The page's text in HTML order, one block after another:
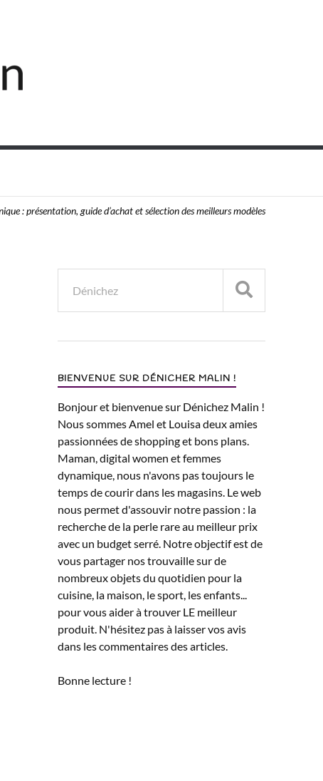
: présentation, guide d’achat et sélection des meilleurs modèles
BIENVENUE SUR DÉNICHER MALIN !
Bonjour et bienvenue sur Dénichez Malin !
Nous sommes Amel et Louisa deux amies
passionnées de shopping et bons plans.
Maman, digital women et femmes
dynamique, nous n'avons pas toujours le
temps de courir dans les magasins. Le web
nous permet d'assouvir notre passion : la
recherche de la perle rare au meilleur prix
avec un budget serré. Notre objectif est de
vous partager nos trouvaille sur de
nombreux objets du quotidien pour la
cuisine, la maison, le sport, les enfants...
pour vous aider à trouver LE meilleur
produit. N'hésitez pas à laisser vos avis
dans les commentaires des articles.
Bonne lecture !